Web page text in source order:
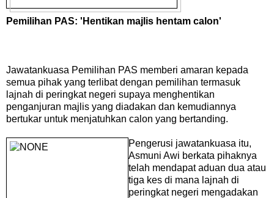
Pemilihan PAS: 'Hentikan majlis hentam calon'
Jawatankuasa Pemilihan PAS memberi amaran kepada
semua pihak yang terlibat dengan pemilihan termasuk
lajnah di peringkat negeri supaya menghentikan
penganjuran majlis yang diadakan dan kemudiannya
bertukar untuk menjatuhkan calon yang bertanding.
Pengerusi jawatankuasa itu,
Asmuni Awi berkata pihaknya
telah mendapat aduan dua atau
tiga kes di mana lajnah di
peringkat negeri mengadakan